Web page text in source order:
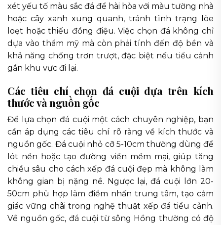
xét yếu tố màu sắc đá để hài hòa với màu tường nhà
hoặc cây xanh xung quanh, tránh tình trạng lòe
loẹt hoặc thiếu đồng điệu. Việc chọn đá không chỉ
dựa vào thẩm mỹ mà còn phải tính đến độ bền và
khả năng chống trơn trượt, đặc biệt nếu tiểu cảnh
gần khu vực đi lại.
Các tiêu chí chọn đá cuội dựa trên kích
thước và nguồn gốc
Để lựa chọn đá cuội một cách chuyên nghiệp, bạn
cần áp dụng các tiêu chí rõ ràng về kích thước và
nguồn gốc. Đá cuội nhỏ cỡ 5-10cm thường dùng để
lót nền hoặc tạo đường viền mềm mại, giúp tăng
chiều sâu cho cách xếp đá cuội đẹp mà không làm
không gian bị nặng nề. Ngược lại, đá cuội lớn 20-
50cm phù hợp làm điểm nhấn trung tâm, tạo cảm
giác vững chãi trong nghệ thuật xếp đá tiểu cảnh.
Về nguồn gốc, đá cuội từ sông Hồng thường có độ